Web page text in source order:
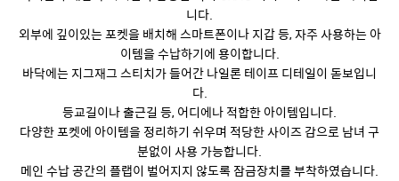
니다.
외부에 깊이있는 포켓을 배치해 스마트폰이나 지갑 등, 자주 사용하는 아
이템을 수납하기에 용이합니다.
바닥에는 지그재그 스티치가 들어간 나일론 테이프 디테일이 돋보입니
다.
등교길이나 출근길 등, 어디에나 적합한 아이템입니다.
다양한 포켓에 아이템을 정리하기 쉬우며 적당한 사이즈 감으로 남녀 구
분없이 사용 가능합니다.
메인 수납 공간의 플랩이 벌어지지 않도록 잠금장치를 부착하였습니다.